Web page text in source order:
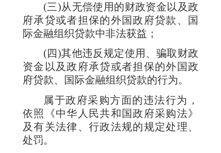
(三)从无偿使用的财政资金以及政
府承贷或者担保的外国政府贷款、国
际金融组织贷款中非法获益；
(四)其他违反规定使用、骗取财政
资金以及政府承贷或者担保的外国政
府贷款、国际金融组织贷款的行为。
属于政府采购方面的违法行为，
依照《中华人民共和国政府采购法》
及有关法律、行政法规的规定处理、
处罚。